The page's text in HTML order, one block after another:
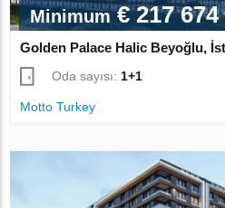
Minimum€ 217 674
Golden Palace Halic Beyoğlu,
Oda sayısı:1+1
Motto Turkey